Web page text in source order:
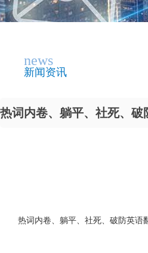
news
新闻资讯
热词内卷、躺平、社死、
热词内卷、躺平、社死、破防英语